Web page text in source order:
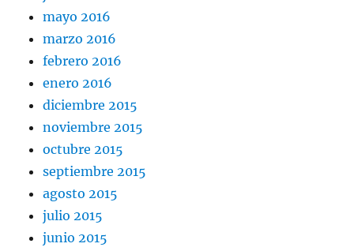
mayo 2016
marzo 2016
febrero 2016
enero 2016
diciembre 2015
noviembre 2015
octubre 2015
septiembre 2015
agosto 2015
julio 2015
junio 2015